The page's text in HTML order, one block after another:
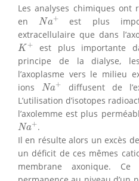
Les analyses chimiques ont
en Na+
Na+ est plus
extracellulaire que dans
K +
K+
est plus importante
principe de la dialyse,
l’axoplasme vers le milieu
ions Na+
Na+ diffusent de
L’utilisation d’isotopes
l’axolemme est plus
Na+
Na+.
Il en résulte alors un excès
un déficit de ces mêmes
membrane axonique.